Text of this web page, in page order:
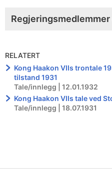
Regjeringsmedlemmer
RELATERT
Kong Haakon VIIs trontale
tilstand 1931
Tale/innlegg | 12.01.1932
Kong Haakon VIIs tale ved
Tale/innlegg | 18.07.1931